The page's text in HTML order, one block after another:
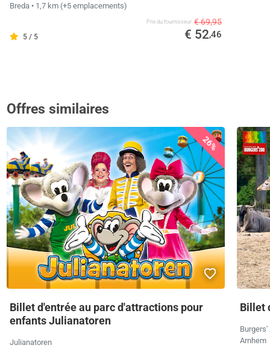
Breda • 1,7 km (+5 emplacements)
5 / 5
Prix ​​du fournisseur € 69,95
€ 52,46
Offres similaires
26%
Billet d'entrée au parc d'attractions pour
enfants Julianatoren
Julianatoren
Billet
Burgers'
Arnhem